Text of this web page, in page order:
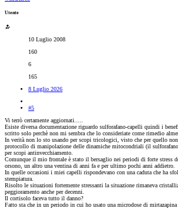
Utente
10 Luglio 2008
160
6
165
8 Luglio 2026
#5
Vi terrò certamente aggiornati.....
Esiste diversa documentazione riguardo sulforafano-capelli quindi i
scritto solo perchè non mi sembra che lo consideriate come rimedio
In verità non lo sto usando per scopi tricologici, visto che per quello
protocollo di manipolazione delle dinamiche mitocondriali (il
per scopi antinvecchiamento.
Comunque il mio frontale è stato il bersaglio nei periodi di forte stress
orsono, un altro una ventina di anni fa e per ultimo pochi anni addietro.
In quelle occasioni i miei capelli rispondevano con una caduta che ha
stempiatura.
Risolto le situazioni fortemente stressanti la situazione rimaneva
peggioramento anche per decenni.
Il cortisolo faceva tutto il danno?
Fatto sta che in un periodo in cui ho usato una microdose di mirtazapina